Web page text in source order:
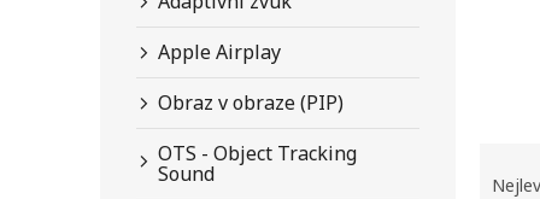
Apple Airplay
Obraz v obraze (PIP)
OTS - Object Tracking
Sound